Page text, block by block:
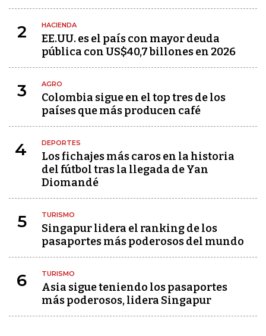
2 HACIENDA
EE.UU. es el país con mayor deuda
pública con US$40,7 billones en 2026
3 AGRO
Colombia sigue en el top tres de los
países que más producen café
4 DEPORTES
Los fichajes más caros en la historia
del fútbol tras la llegada de Yan
Diomandé
5 TURISMO
Singapur lidera el ranking de los
pasaportes más poderosos del mundo
6 TURISMO
Asia sigue teniendo los pasaportes
más poderosos, lidera Singapur